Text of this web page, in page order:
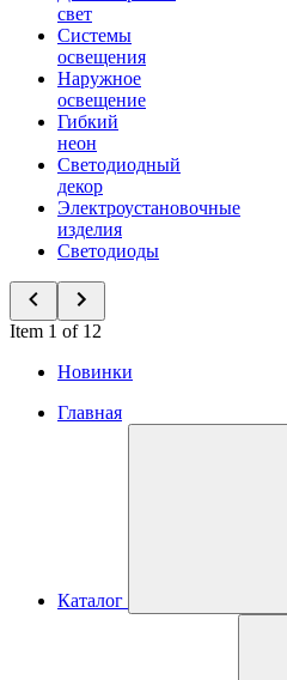
свет
Системы
освещения
Наружное
освещение
Гибкий
неон
Светодиодный
декор
Электроустановочные
изделия
Светодиоды
Item 1 of 12
Новинки
Главная
Каталог